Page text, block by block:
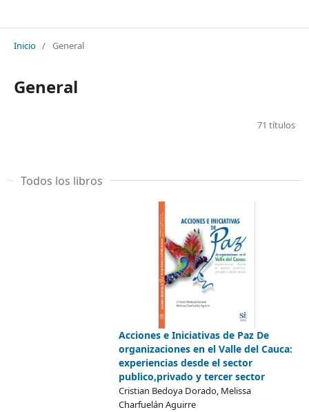
Inicio / General
General
71 títulos
Todos los libros
Acciones e Iniciativas de Paz De
organizaciones en el Valle del Cauca:
experiencias desde el sector
publico,privado y tercer sector
Cristian Bedoya Dorado, Melissa
Charfuelán Aguirre